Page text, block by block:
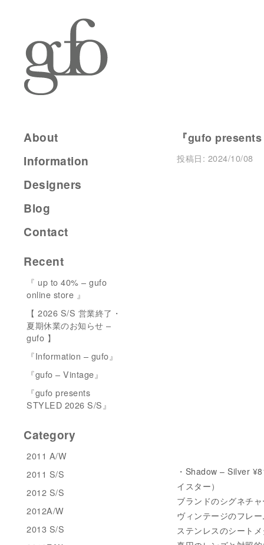
『gufo
投稿日: 2024/10/08
・Shadow – Silver
イスター）
ブランドのシグネチ
ヴィンテージのフレ
ステンレスのシート
About
Information
Designers
Blog
Contact
Recent
『 up to 40% – gufo
online store 』
【 2026 S/S 営業終了・
夏期休業のお知らせ –
gufo 】
『Information – gufo』
『gufo – Vintage』
『gufo presents
STYLED 2026 S/S』
Category
2011 A/W
2011 S/S
2012 S/S
2012A/W
2013 S/S